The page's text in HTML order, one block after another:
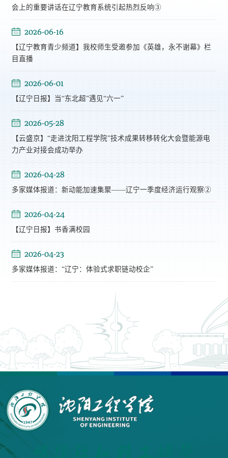
会上的重要讲话在辽宁教育系统引起热烈反响③
2026-06-16
【辽宁教育青少频道】我校师生受邀参加《英雄，永不谢幕》栏
目直播
2026-06-01
【辽宁日报】当“东北超”遇见“六一”
2026-05-28
【云盛京】“走进沈阳工程学院”技术成果转移转化大会暨能源电
力产业对接会成功举办
2026-04-28
多家媒体报道：新动能加速集聚——辽宁一季度经济运行观察②
2026-04-24
【辽宁日报】书香满校园
2026-04-23
多家媒体报道：“辽宁：体验式求职链动校企”